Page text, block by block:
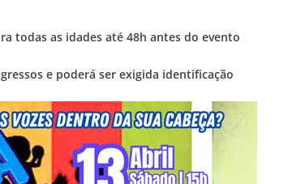
todas as idades até 48h antes do evento
e poderá ser exigida identificação